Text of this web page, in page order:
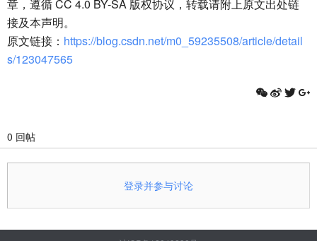
章，遵循 CC 4.0 BY-SA 版权协议，转载请附上原文出处链
接及本声明。
原文链接： https://blog.csdn.net/m0_59235508/article/detail
s/123047565
0 回帖
登录并参与讨论